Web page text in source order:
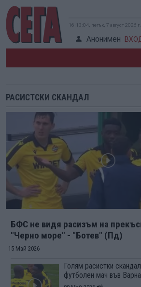
16:13:05, петък, 7 август 2026 г.
Анонимен
РАСИСТСКИ СКАНДАЛ
БФС не видя расизъм на
"Черно море" - "Ботев" (Пд)
15 Май 2026
Голям расистки
футболен мач във Варна